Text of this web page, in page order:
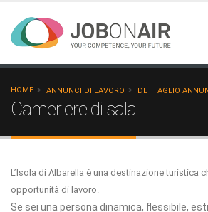
HOME ANNUNCI DI LAVORO DETTAGLIO
Cameriere di sala
L’Isola di Albarella è una destinazione turistica
opportunità di lavoro.
Se sei una persona dinamica, flessibile,